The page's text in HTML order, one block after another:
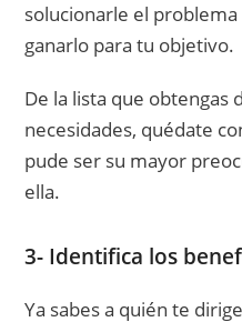
solucionarle el
ganarlo para tu objetivo.
De la lista que obtengas
necesidades, quédate
pude ser su mayor
ella.
3- Identifica los
Ya sabes a quién te